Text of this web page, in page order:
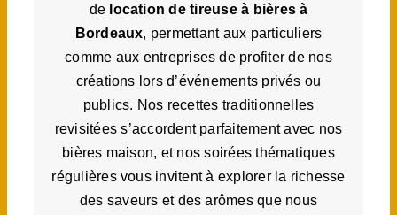
de location de tireuse à bières à
Bordeaux, permettant aux particuliers
comme aux entreprises de profiter de nos
créations lors d’événements privés ou
publics. Nos recettes traditionnelles
revisitées s’accordent parfaitement avec nos
bières maison, et nos soirées thématiques
régulières vous invitent à explorer la richesse
des saveurs et des arômes que nous